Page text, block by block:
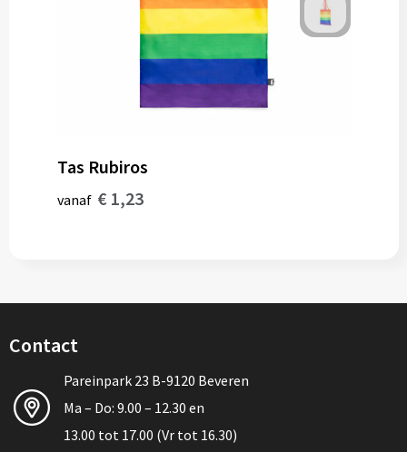
Tas Rubiros
vanaf € 1,23
Contact
Pareinpark 23 B-9120 Beveren
Ma – Do: 9.00 – 12.30 en
13.00 tot 17.00 (Vr tot 16.30)